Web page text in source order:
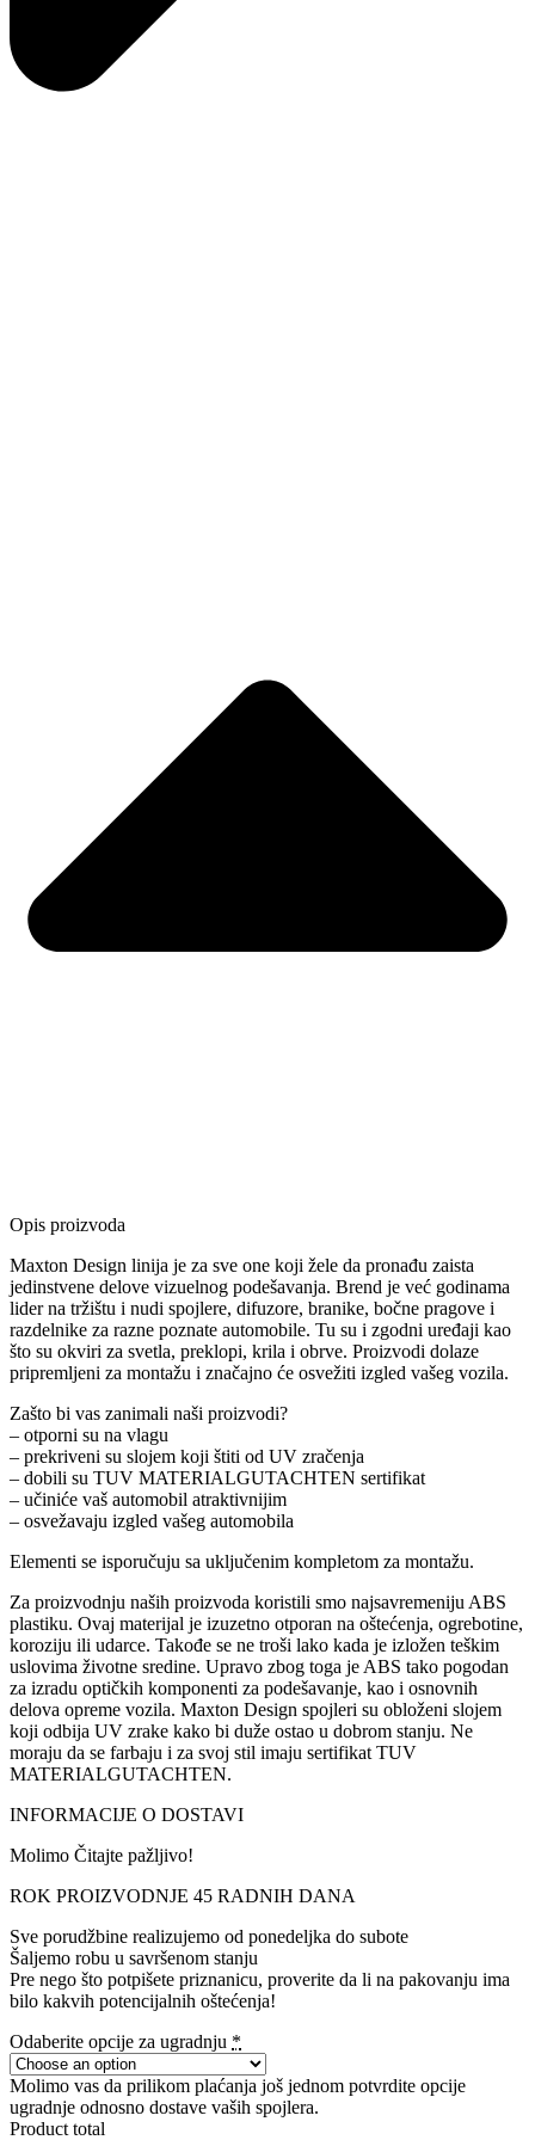
Opis proizvoda
Maxton Design linija je za sve one koji žele da pronađu zaista
jedinstvene delove vizuelnog podešavanja. Brend je već godinama
lider na tržištu i nudi spojlere, difuzore, branike, bočne pragove i
razdelnike za razne poznate automobile. Tu su i zgodni uređaji kao
što su okviri za svetla, preklopi, krila i obrve. Proizvodi dolaze
pripremljeni za montažu i značajno će osvežiti izgled vašeg vozila.
Zašto bi vas zanimali naši proizvodi?
– otporni su na vlagu
– prekriveni su slojem koji štiti od UV zračenja
– dobili su TUV MATERIALGUTACHTEN sertifikat
– učiniće vaš automobil atraktivnijim
– osvežavaju izgled vašeg automobila
Elementi se isporučuju sa uključenim kompletom za montažu.
Za proizvodnju naših proizvoda koristili smo najsavremeniju ABS
plastiku. Ovaj materijal je izuzetno otporan na oštećenja, ogrebotine,
koroziju ili udarce. Takođe se ne troši lako kada je izložen teškim
uslovima životne sredine. Upravo zbog toga je ABS tako pogodan
za izradu optičkih komponenti za podešavanje, kao i osnovnih
delova opreme vozila. Maxton Design spojleri su obloženi slojem
koji odbija UV zrake kako bi duže ostao u dobrom stanju. Ne
moraju da se farbaju i za svoj stil imaju sertifikat TUV
MATERIALGUTACHTEN.
INFORMACIJE O DOSTAVI
Molimo Čitajte pažljivo!
ROK PROIZVODNJE 45 RADNIH DANA
Sve porudžbine realizujemo od ponedeljka do subote
Šaljemo robu u savršenom stanju
Pre nego što potpišete priznanicu, proverite da li na pakovanju ima
bilo kakvih potencijalnih oštećenja!
Odaberite opcije za ugradnju *
Molimo vas da prilikom plaćanja još jednom potvrdite opcije
ugradnje odnosno dostave vaših spojlera.
Product total